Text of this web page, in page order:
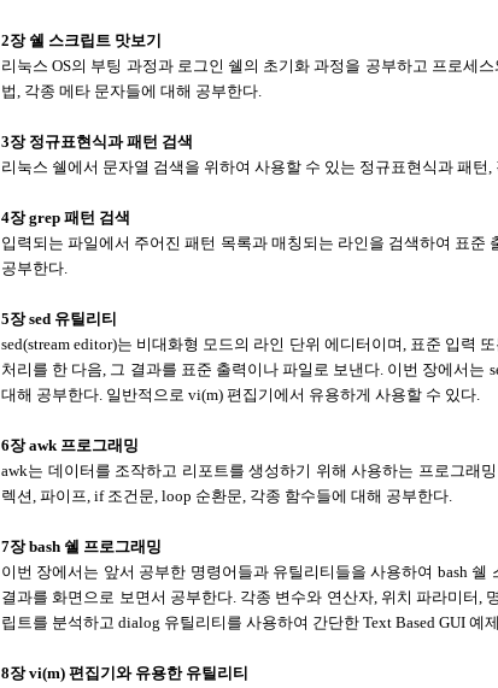
2장 쉘 스크립트 맛보기
리눅스 OS의 부팅 과정과 로그인 쉘의 초기화 과정을 공부하고 프로세
법, 각종 메타 문자들에 대해 공부한다.
3장 정규표현식과 패턴 검색
리눅스 쉘에서 문자열 검색을 위하여 사용할 수 있는 정규표현식과 패턴
4장 grep 패턴 검색
입력되는 파일에서 주어진 패턴 목록과 매칭되는 라인을 검색하여 표준
공부한다.
5장 sed 유틸리티
sed(stream editor)는 비대화형 모드의 라인 단위 에디터이며, 표준 입력
처리를 한 다음, 그 결과를 표준 출력이나 파일로 보낸다. 이번 장에서
대해 공부한다. 일반적으로 vi(m) 편집기에서 유용하게 사용할 수 있다.
6장 awk 프로그래밍
awk는 데이터를 조작하고 리포트를 생성하기 위해 사용하는 프로그래
렉션, 파이프, if 조건문, loop 순환문, 각종 함수들에 대해 공부한다.
7장 bash 쉘 프로그래밍
이번 장에서는 앞서 공부한 명령어들과 유틸리티들을 사용하여 bash
결과를 화면으로 보면서 공부한다. 각종 변수와 연산자, 위치 파라미터,
립트를 분석하고 dialog 유틸리티를 사용하여 간단한 Text Based GUI 예
8장 vi(m) 편집기와 유용한 유틸리티